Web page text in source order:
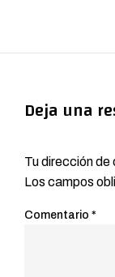
Deja una
Tu dirección de
Los campos
Comentario *